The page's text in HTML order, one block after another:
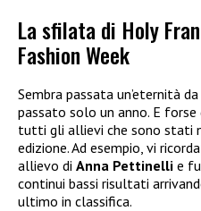
La sfilata di Holy
Fashion Week
Sembra passata un’eternità da
passato solo un anno. E
tutti gli allievi che sono stati
edizione. Ad esempio, vi
allievo di Anna Pettinelli e
continui bassi risultati
ultimo in classifica.